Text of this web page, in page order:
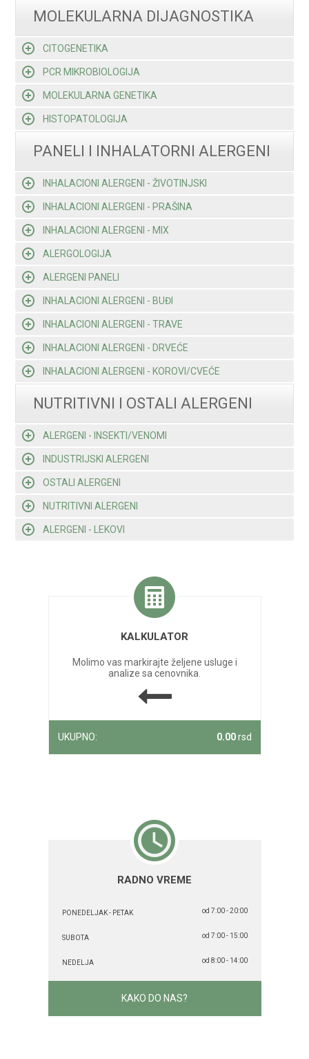
MOLEKULARNA DIJAGNOSTIKA
CITOGENETIKA
PCR MIKROBIOLOGIJA
MOLEKULARNA GENETIKA
HISTOPATOLOGIJA
PANELI I INHALATORNI ALERGENI
INHALACIONI ALERGENI - ŽIVOTINJSKI
INHALACIONI ALERGENI - PRAŠINA
INHALACIONI ALERGENI - MIX
ALERGOLOGIJA
ALERGENI PANELI
INHALACIONI ALERGENI - BUĐI
INHALACIONI ALERGENI - TRAVE
INHALACIONI ALERGENI - DRVEĆE
INHALACIONI ALERGENI - KOROVI/CVEĆE
NUTRITIVNI I OSTALI ALERGENI
ALERGENI - INSEKTI/VENOMI
INDUSTRIJSKI ALERGENI
OSTALI ALERGENI
NUTRITIVNI ALERGENI
ALERGENI - LEKOVI
KALKULATOR
Molimo vas markirajte željene usluge i
analize sa cenovnika.
UKUPNO: 0.00rsd
RADNO VREME
PONEDELJAK - PETAK od 7:00 - 20:00
SUBOTA od 7:00 - 15:00
NEDELJA od 8:00 - 14:00
KAKO DO NAS?